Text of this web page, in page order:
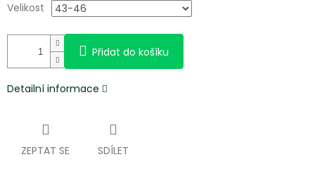
cena:
Velikost
Přidat do košíku
Detailní informace
ZEPTAT SE SDÍLET